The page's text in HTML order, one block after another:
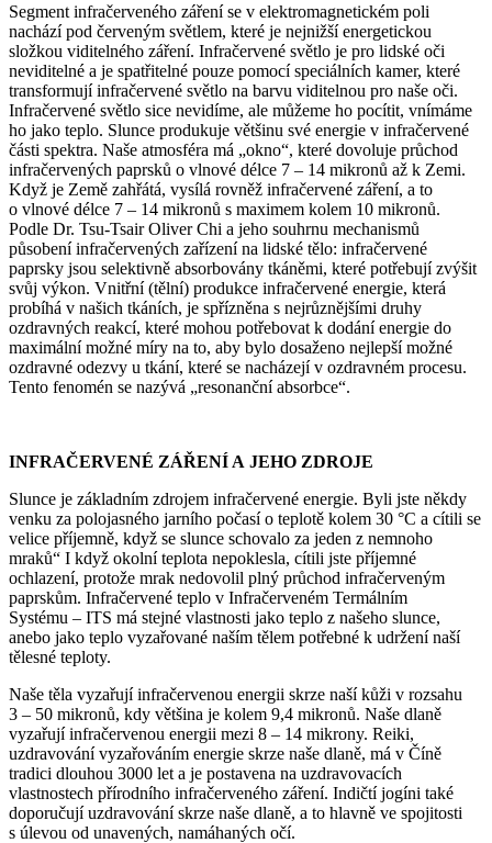
Segment infračerveného záření se v elektromagnetickém poli
nachází pod červeným světlem, které je nejnižší energetickou
složkou viditelného záření. Infračervené světlo je pro lidské oči
neviditelné a je spatřitelné pouze pomocí speciálních kamer, které
transformují infračervené světlo na barvu viditelnou pro naše oči.
Infračervené světlo sice nevidíme, ale můžeme ho pocítit, vnímáme
ho jako teplo. Slunce produkuje většinu své energie v infračervené
části spektra. Naše atmosféra má „okno“, které dovoluje průchod
infračervených paprsků o vlnové délce 7 – 14 mikronů až k Zemi.
Když je Země zahřátá, vysílá rovněž infračervené záření, a to
o vlnové délce 7 – 14 mikronů s maximem kolem 10 mikronů.
Podle Dr. Tsu-Tsair Oliver Chi a jeho souhrnu mechanismů
působení infračervených zařízení na lidské tělo: infračervené
paprsky jsou selektivně absorbovány tkáněmi, které potřebují zvýšit
svůj výkon. Vnitřní (tělní) produkce infračervené energie, která
probíhá v našich tkáních, je spřízněna s nejrůznějšími druhy
ozdravných reakcí, které mohou potřebovat k dodání energie do
maximální možné míry na to, aby bylo dosaženo nejlepší možné
ozdravné odezvy u tkání, které se nacházejí v ozdravném procesu.
Tento fenomén se nazývá „resonanční absorbce“.
INFRAČERVENÉ ZÁŘENÍ A JEHO ZDROJE
Slunce je základním zdrojem infračervené energie. Byli jste někdy
venku za polojasného jarního počasí o teplotě kolem 30 °C a cítili se
velice příjemně, když se slunce schovalo za jeden z nemnoho
mraků“ I když okolní teplota nepoklesla, cítili jste příjemné
ochlazení, protože mrak nedovolil plný průchod infračerveným
paprskům. Infračervené teplo v Infračerveném Termálním
Systému – ITS má stejné vlastnosti jako teplo z našeho slunce,
anebo jako teplo vyzařované naším tělem potřebné k udržení naší
tělesné teploty.
Naše těla vyzařují infračervenou energii skrze naší kůži v rozsahu
3 – 50 mikronů, kdy většina je kolem 9,4 mikronů. Naše dlaně
vyzařují infračervenou energii mezi 8 – 14 mikrony. Reiki,
uzdravování vyzařováním energie skrze naše dlaně, má v Číně
tradici dlouhou 3000 let a je postavena na uzdravovacích
vlastnostech přírodního infračerveného záření. Indičtí jogíni také
doporučují uzdravování skrze naše dlaně, a to hlavně ve spojitosti
s úlevou od unavených, namáhaných očí.